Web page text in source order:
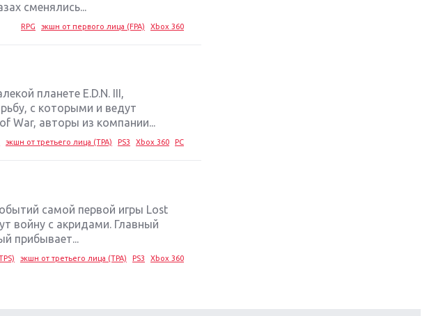
сменялись...
RPG экшн от первого лица (FPA) Xbox 360
планете E.D.N. III,
с которыми и ведут
War, авторы из компании...
экшн от третьего лица (TPA) PS3 Xbox 360 PC
самой первой игры Lost
войну с акридами. Главный
прибывает...
экшн от третьего лица (TPA) PS3 Xbox 360